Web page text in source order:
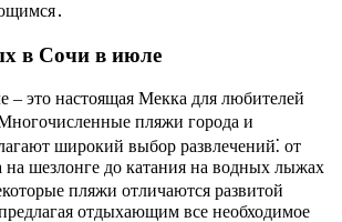
в Сочи в июле
это настоящая Мекка для любителей
пляжи города и
широкий выбор развлечений⁚ от
на шезлонге до катания на водных лыжах
пляжи отличаются развитой
отдыхающим все необходимое